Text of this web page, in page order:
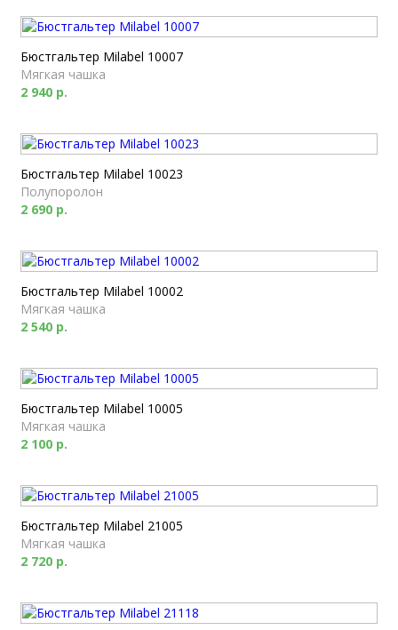
Бюстгальтер Milabel 10007
Мягкая чашка
2 940 р.
Бюстгальтер Milabel 10023
Полупоролон
2 690 р.
Бюстгальтер Milabel 10002
Мягкая чашка
2 540 р.
Бюстгальтер Milabel 10005
Мягкая чашка
2 100 р.
Бюстгальтер Milabel 21005
Мягкая чашка
2 720 р.